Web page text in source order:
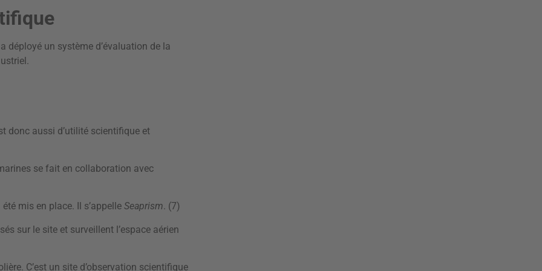
déployé un système d’évaluation de la
donc aussi d’utilité scientifique et
se fait en collaboration avec
mis en place. Il s’appelle Seaprism. (7)
sur le site et surveillent l’espace aérien
C’est un site d’observation scientifique